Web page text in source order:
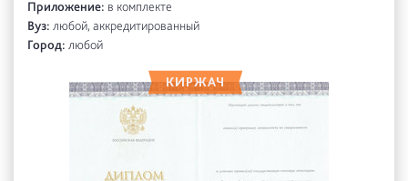
Приложение: в комплекте
Вуз: любой, аккредитированный
Город: любой